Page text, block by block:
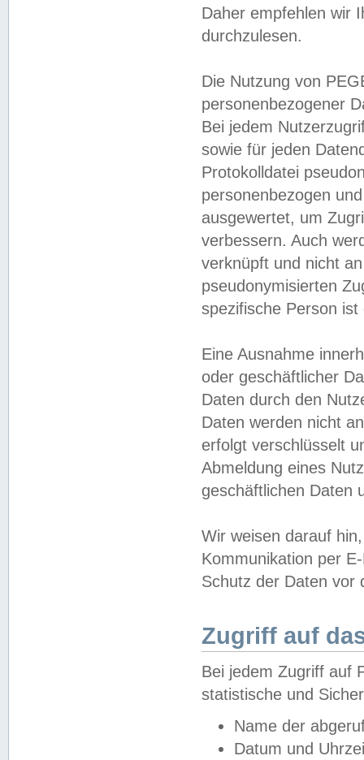
Daher empfehlen wir
durchzulesen.
Die Nutzung von
personenbezogener
Bei jedem
sowie für jeden
Protokolldatei
personenbezogen
ausgewertet, um
verbessern. Auch
verknüpft und nicht
pseudonymisierten
spezifische Person
Eine Ausnahme
oder geschäftlicher
Daten durch den
Daten werden nicht
erfolgt verschlüsselt
Abmeldung eines
geschäftlichen Daten
Wir weisen darauf
Kommunikation per
Schutz der Daten vor
Zugriff auf
Bei jedem Zugriff auf
statistische und
Name der
Datum und